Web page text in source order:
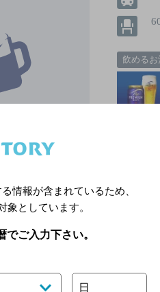
飲めるお
情報が含まれているため、
象としています。
でご入力下さい。
日